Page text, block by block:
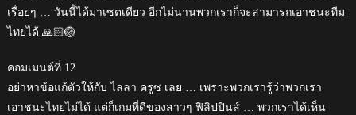
เรื่อยๆ … วันนี้ได้มาเซตเดียว อีกไม่นานพวกเราก็จะสามารถเอาชนะทีม
ไทยได้ 🙏🏻🏐
คอมเมนต์ที่ 12
อย่าหาข้อแก้ตัวให้กับ ไลลา ครูซ เลย … เพราะพวกเรารู้ว่าพวกเรา
เอาชนะไทยไม่ได้ แต่ก็เกมที่ดีของสาวๆ ฟิลิปปินส์ … พวกเราได้เห็น